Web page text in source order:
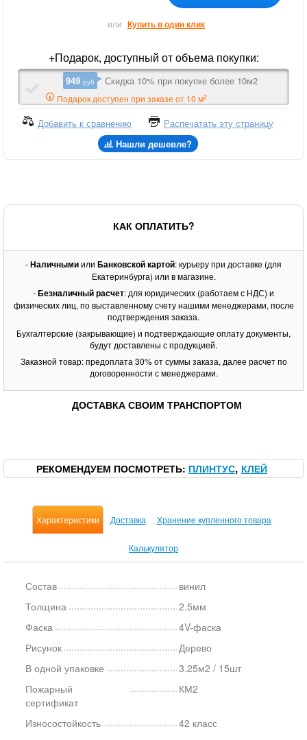
или Купить в один клик
+Подарок, доступный от объема покупки:
949 руб Скидка 10% при покупке более 10м2
Подарок доступен при заказе от 10 м2
Добавить к сравнению
Распечатать эту страницу
Нашли дешевле?
КАК ОПЛАТИТЬ?
-Наличнымиили Банковской картой: курьеру при доставке (для
Екатеринбурга) или в магазине.
-Безналичный расчет: для юридических (работаем с НДС) и
физических лиц, по выставленному счету нашими менеджерами, после
подтверждения заказа.
Бухгалтерские (закрывающие) и подтверждающие оплату документы,
будут доставлены с продукцией.
Заказной товар: предоплата 30% от суммы заказа, далее расчет по
договоренности с менеджерами.
ДОСТАВКА СВОИМ ТРАНСПОРТОМ
РЕКОМЕНДУЕМ ПОСМОТРЕТЬ ПЛИНТУС КЛЕЙ
Характеристики Доставка Хранение купленного товара
Калькулятор
Состав
винил
Толщина
2.5мм
Фаска
4V-фаска
Рисунок
Дерево
В одной упаковке
3.25м2 / 15шт
Пожарный
сертификат
КМ2
Износостойкость
42 класс